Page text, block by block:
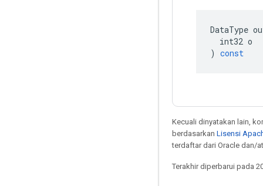
DataType
int32 o
) const
Kecuali dinyatakan lain,
berdasarkan Lisensi
terdaftar dari Oracle dan/
Terakhir diperbarui pada